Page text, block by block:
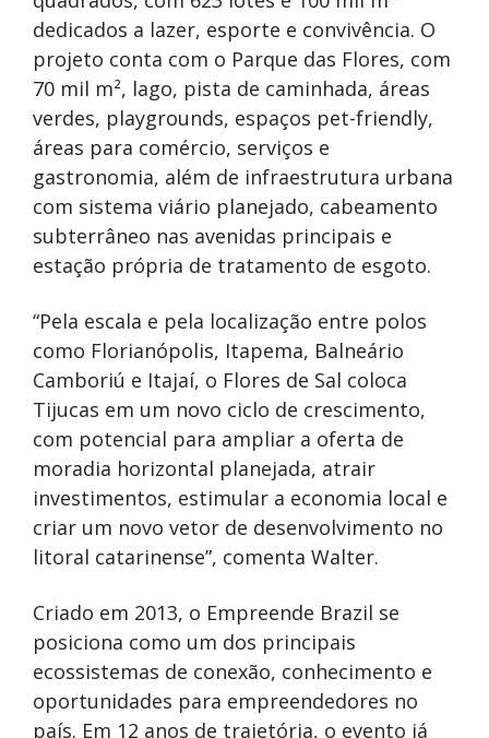
dedicados a lazer, esporte e convivência. O
projeto conta com o Parque das Flores, com
70 mil m², lago, pista de caminhada, áreas
verdes, playgrounds, espaços pet-friendly,
áreas para comércio, serviços e
gastronomia, além de infraestrutura urbana
com sistema viário planejado, cabeamento
subterrâneo nas avenidas principais e
estação própria de tratamento de esgoto.
“Pela escala e pela localização entre polos
como Florianópolis, Itapema, Balneário
Camboriú e Itajaí, o Flores de Sal coloca
Tijucas em um novo ciclo de crescimento,
com potencial para ampliar a oferta de
moradia horizontal planejada, atrair
investimentos, estimular a economia local e
criar um novo vetor de desenvolvimento no
litoral catarinense”, comenta Walter.
Criado em 2013, o Empreende Brazil se
posiciona como um dos principais
ecossistemas de conexão, conhecimento e
oportunidades para empreendedores no
país. Em 12 anos de trajetória, o evento já